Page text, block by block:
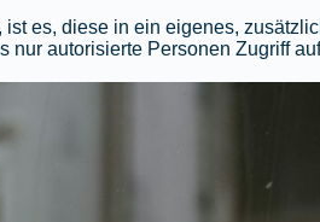
es, diese in ein eigenes,
nur autorisierte Personen Zugriff